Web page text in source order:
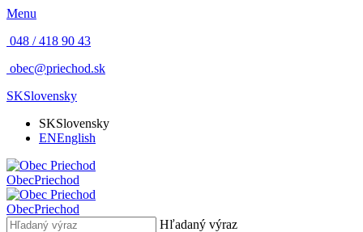
Menu
048 / 418 90 43
obec@priechod.sk
SKSlovensky
SKSlovensky
ENEnglish
ObecPriechod
ObecPriechod
Hľadaný výraz